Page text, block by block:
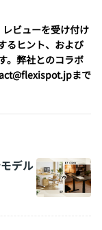
ビューを受け付け
るヒント、および
。弊社とのコラボ
まで
デル